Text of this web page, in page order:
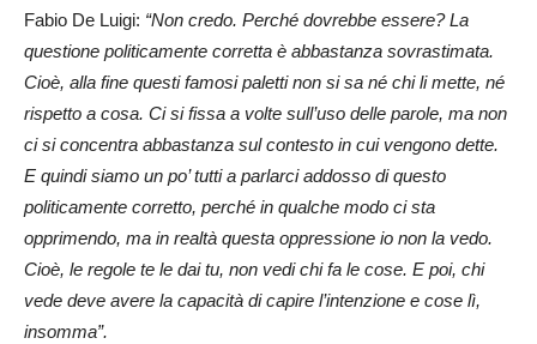
Fabio De Luigi: “Non credo. Perché dovrebbe essere? La
questione politicamente corretta è abbastanza sovrastimata.
Cioè, alla fine questi famosi paletti non si sa né chi li mette, né
rispetto a cosa. Ci si fissa a volte sull’uso delle parole, ma non
ci si concentra abbastanza sul contesto in cui vengono dette.
E quindi siamo un po’ tutti a parlarci addosso di questo
politicamente corretto, perché in qualche modo ci sta
opprimendo, ma in realtà questa oppressione io non la vedo.
Cioè, le regole te le dai tu, non vedi chi fa le cose. E poi, chi
vede deve avere la capacità di capire l’intenzione e cose lì,
insomma”.